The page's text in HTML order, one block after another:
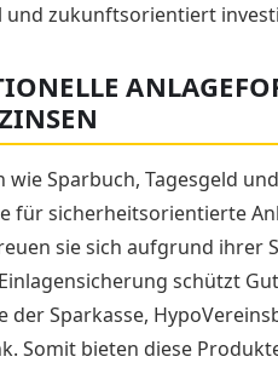
und zukunftsorientiert
wie Sparbuch, Tagesgeld
für sicherheitsorientierte
sie sich aufgrund ihrer
schützt
Sparkasse,
Somit bieten diese